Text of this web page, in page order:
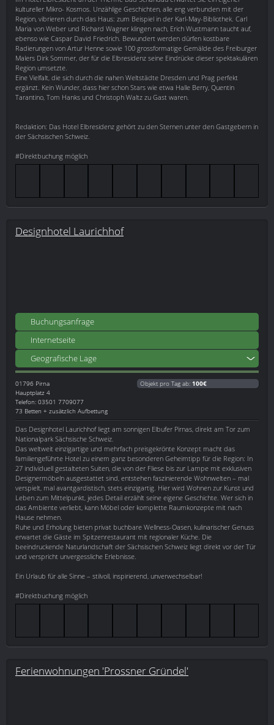
kultureller Mikro- Kosmos. Unzählige Geschichten, alle eng verbunden mit der
Region, vibrieren durch das Haus: zum Beispiel in der Karl-May-Bibliothek. Carl
Maria von Weber und Richard Wagner klingen nach, Erich Wustmann taucht auf,
ebenso wie Caspar David Friedrich. Bewundert werden dürfen kostbare
Radierungen von Artur Henne sowie 100 grossformatige Gemälde des Freiburger
Malers Dirk Sommer, der für die Elbresidenz seine Eindrücke dieser spektakulären
Region umsetzte.
Eine Vielfalt, die sich durch die nahen Weltstädte Dresden und Prag perfekt
ergänzt. Kein Wunder, dass hier schon Stars wie etwa Halle Berry, Quentin
Tarantino, Tom Hanks und Christoph Waltz zu Gast waren.
Redaktion: Das Hotel Elbresidenz gehört zu den Sternen unter den Gastgebern in
der Sächsischen Schweiz.
#Direktbuchung möglich
Designhotel Laurichhof
Buchungsanfrage
Internetseite
Geografische Lage
01796 Pirna
Hauptplatz 4
Telefon: 03501 7709077
73 Betten + zusätzlich Aufbettung
Objekt pro Tag ab: 100€
Das Designhotel Laurichhof liegt am sonnigen Elbufer Pirnas, direkt am Tor zum
Nationalpark Sächsische Schweiz.
Das weltweit einzigartige und mehrfach preisgekrönte Konzept macht das
familiengeführte Hotel zu einem ganz besonderen Geheimtipp für die Region: In
27 individuell gestalteten Suiten, die von der Fliese bis zur Lampe mit exklusiven
Designermöbeln ausgestattet sind, entstehen faszinierende Wohnwelten – mal
verspielt, mal avantgardistisch, stets einzigartig. Hier wird Wohnen zur Kunst und
Leben zum Mittelpunkt, jedes Detail erzählt seine eigene Geschichte. Wer sich in
das Ambiente verliebt, kann Möbel oder komplette Raumkonzepte mit nach
Hause nehmen.
Ruhe und Erholung bieten privat buchbare Wellness-Oasen, kulinarischer Genuss
erwartet die Gäste im Spitzenrestaurant mit regionaler Küche. Die
beeindruckende Naturlandschaft der Sächsischen Schweiz liegt direkt vor der Tür
und verspricht unvergessliche Erlebnisse.
Ein Urlaub für alle Sinne – stilvoll, inspirierend, unverwechselbar!
#Direktbuchung möglich
Ferienwohnungen 'Prossner Gründel'